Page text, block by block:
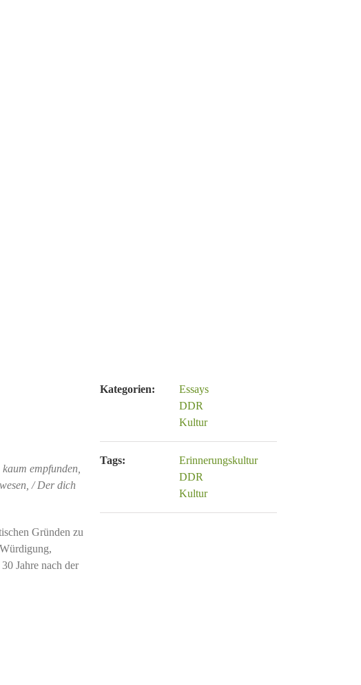
empfunden,
/ Der dich
Gründen zu
Jahre nach der
Kategorien:
Essays
DDR
Kultur
Tags:
Erinnerungskultur
DDR
Kultur